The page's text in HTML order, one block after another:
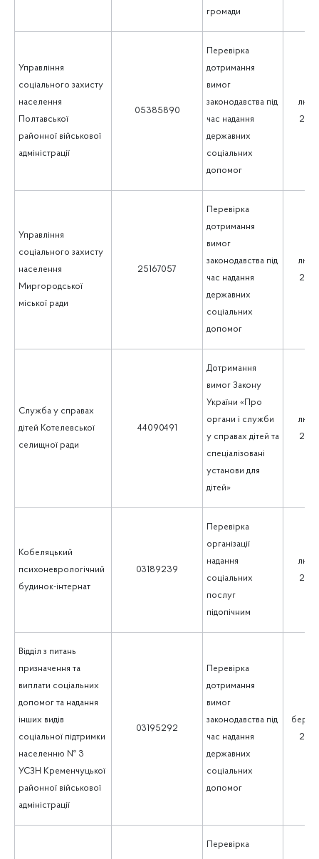
громади
Управління
соціального захисту
населення
Полтавської
районної військової
адміністрації
05385890
Перевірка
дотримання
вимог
законодавства під
час надання
державних
соціальних
допомог
Управління
соціального захисту
населення
Миргородської
міської ради
25167057
Перевірка
дотримання
вимог
законодавства під
час надання
державних
соціальних
допомог
Служба у справах
дітей Котелевської
селищної ради
44090491
Дотримання
вимог Закону
України «Про
органи і служби
у справах дітей та
спеціалізовані
установи для
дітей»
Кобеляцький
психоневрологічний
будинок-інтернат
03189239
Перевірка
організації
надання
соціальних
послуг
підопічним
Відділ з питань
призначення та
виплати соціальних
допомог та надання
інших видів
соціальної підтримки
населенню № 3
УСЗН Кременчуцької
районної військової
адміністрації
03195292
Перевірка
дотримання
вимог
законодавства під
час надання
державних
соціальних
допомог
Перевірка